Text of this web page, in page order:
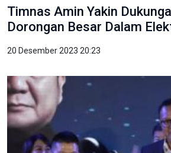
Timnas Amin Yakin
Dorongan Besar Dalam
20 Desember 2023 20:23